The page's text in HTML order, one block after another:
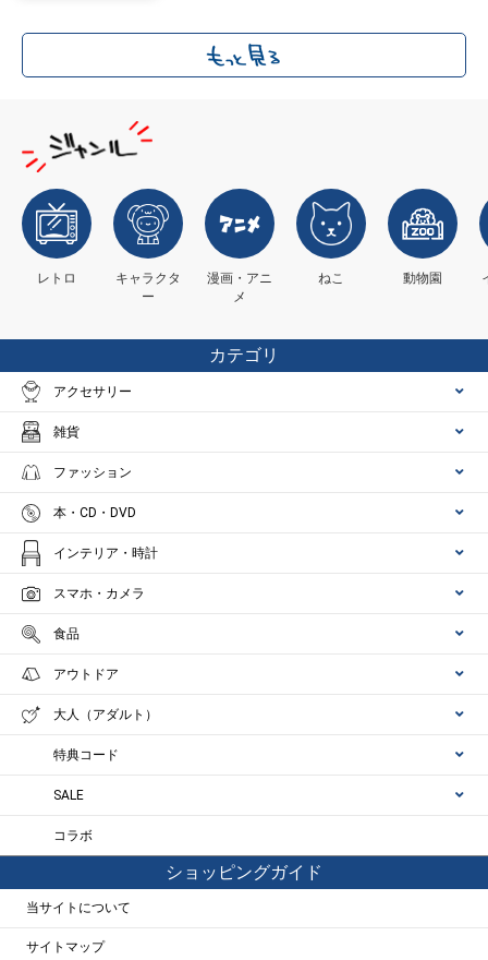
レトロ
キャラクタ
ー
漫画・アニ
メ
ねこ 動物園
カテゴリ
アクセサリー
雑貨
ファッション
本・CD・DVD
インテリア・時計
スマホ・カメラ
食品
アウトドア
大人（アダルト）
特典コード
SALE
コラボ
ショッピングガイド
当サイトについて
サイトマップ